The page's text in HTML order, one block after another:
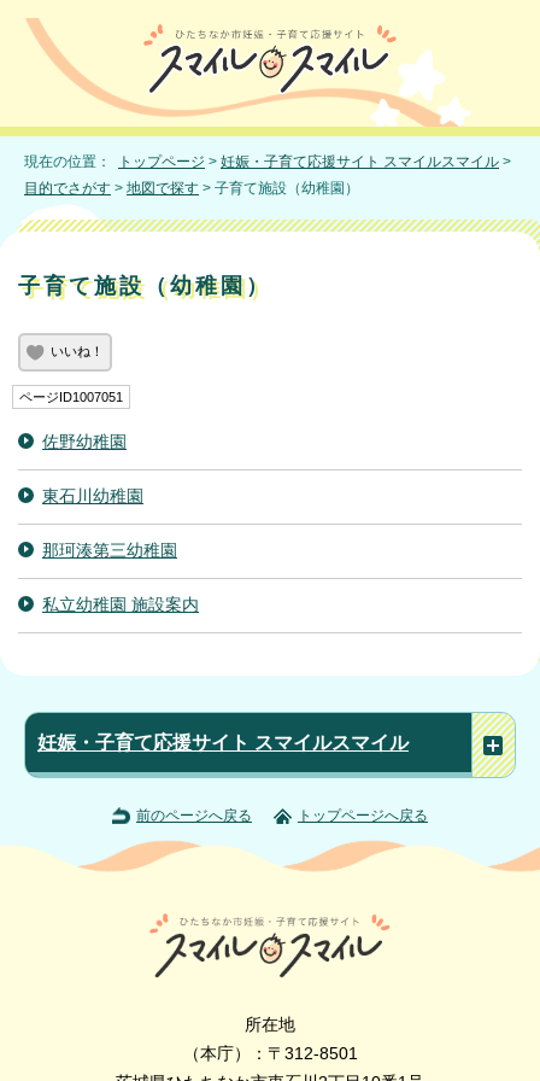
現在の位置： トップページ > 妊娠・子育て応援サイト スマイルスマイル >
目的でさがす > 地図で探す > 子育て施設（幼稚園）
子育て施設（幼稚園）
いいね！
ページID1007051
佐野幼稚園
東石川幼稚園
那珂湊第三幼稚園
私立幼稚園 施設案内
妊娠・子育て応援サイト スマイルスマイル
前のページへ戻る トップページへ戻る
所在地
（本庁）：〒312-8501